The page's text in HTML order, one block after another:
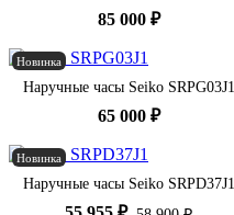
85 000 ₽
Новинка
Наручные часы Seiko SRPG03J1
65 000 ₽
Новинка
Наручные часы Seiko SRPD37J1